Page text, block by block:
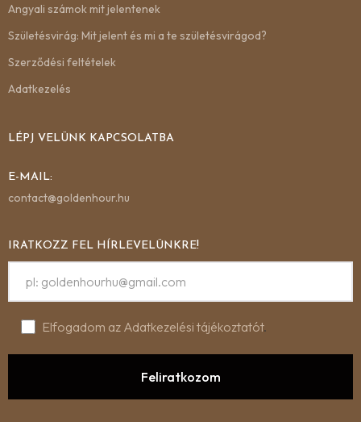
Angyali számok mit jelentenek
Születésvirág: Mit jelent és mi a te születésvirágod?
Szerződési feltételek
Adatkezelés
LÉPJ VELÜNK KAPCSOLATBA
E-MAIL:
contact@goldenhour.hu
IRATKOZZ FEL HÍRLEVELÜNKRE!
Elfogadom az Adatkezelési tájékoztatót.